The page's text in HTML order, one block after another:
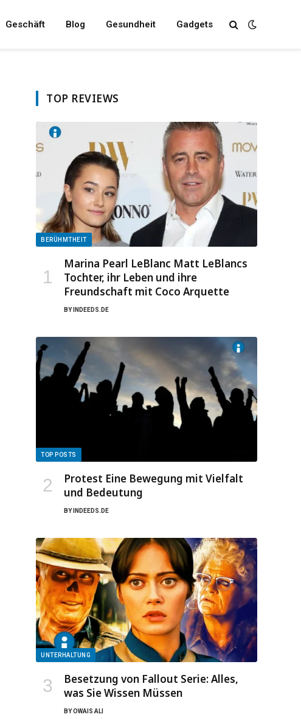
Geschäft Blog Gesundheit Gadgets
TOP REVIEWS
BERÜHMTHEIT
Marina Pearl LeBlanc Matt LeBlancs
Tochter, ihr Leben und ihre
Freundschaft mit Coco Arquette
BY INDEEDS.DE
TOP POSTS
Protest Eine Bewegung mit Vielfalt
und Bedeutung
BY INDEEDS.DE
UNTERHALTUNG
Besetzung von Fallout Serie: Alles,
was Sie Wissen Müssen
BYOWAIS ALI